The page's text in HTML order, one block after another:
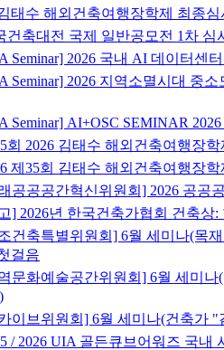
태수 해외건축여행장학제 최종
건축대전 국제 일반공모전 1차
Seminar] 2026 국내 AI 데이터센
Seminar] 2026 지역소멸시대 중
Seminar] AI+OSC SEMINAR
회 2026 김태수 해외건축여행장
제35회 김태수 해외건축여행장
공공공간혁신위원회] 2026 공공
] 2026년 한국건축가협회 건축
건축특별위원회] 6월 세미나(목
걸음
문화예술공간위원회] 6월 세미
이브위원회] 6월 세미나(건축가
/ 2026 UIA 골든큐브어워즈 국내